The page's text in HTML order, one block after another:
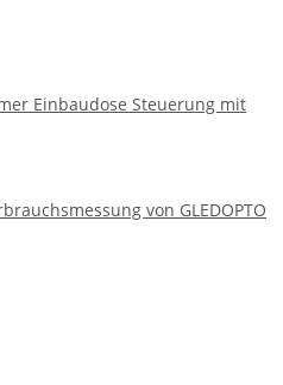
Einbaudose Steuerung mit